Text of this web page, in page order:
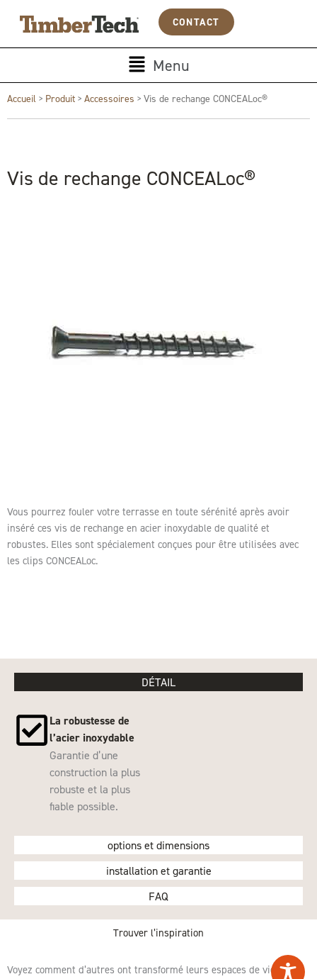
CONTACT
Main
Menu
Menu
Accueil > Produit > Accessoires > Vis de rechange CONCEALoc®
Vis de rechange CONCEALoc®
Vous pourrez fouler votre terrasse en toute sérénité après avoir
inséré ces vis de rechange en acier inoxydable de qualité et
robustes. Elles sont spécialement conçues pour être utilisées avec
les clips CONCEALoc.
DÉTAIL
options et dimensions
installation et garantie
FAQ
La robustesse de
l’acier inoxydable
Garantie d’une
construction la plus
robuste et la plus
fiable possible.
Trouver l’inspiration
Voyez comment d’autres ont transformé leurs espaces de vie